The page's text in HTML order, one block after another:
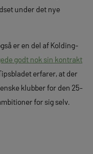
under det nye
er en del af Kolding-
godt nok sin kontrakt
erfarer, at der
klubber for den 25-
for sig selv.